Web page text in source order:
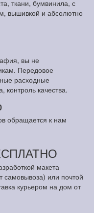
ткани, бумвинила, с
вышивкой и абсолютно
вы не
Передовое
расходные
контроль качества.
обращается к нам
макета
самовывоза) или почтой
курьером на дом от